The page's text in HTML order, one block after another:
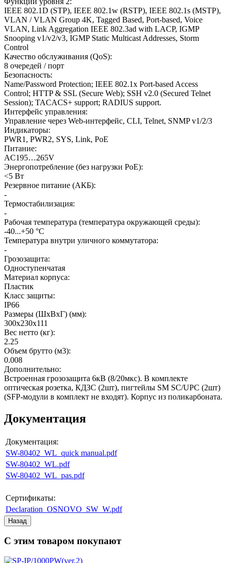
IEEE 802.1D (STP), IEEE 802.1w (RSTP), IEEE 802.1s (MSTP),
VLAN / VLAN Group 4K, Tagged Based, Port-based, Voice
VLAN, Link Aggregation IEEE 802.3ad with LACP, IGMP
Snooping v1/v2/v3, IGMP Static Multicast Addresses, Storm
Control
Качество обслуживания (QoS):
8 очередей / порт
Безопасность:
Name/Password Protection; IEEE 802.1x Port-based Access
Control; HTTP & SSL (Secure Web); SSH v2.0 (Secured Telnet
Session); TACACS+ support; RADIUS support.
Интерфейс управления:
Управление через Web-интерфейс, CLI, Telnet, SNMP v1/2/3
Индикаторы:
PWR1, PWR2, SYS, Link, PoE
Питание:
AC195…265V
Энергопотребление (без нагрузки PoE):
<5 Вт
Резервное питание (АКБ):
-
Термостабилизация:
-
Рабочая температура (температура окружающей среды):
-40...+50 °С
Температура внутри уличного коммутатора:
-
Грозозащита:
Одноступенчатая
Материал корпуса:
Пластик
Класс защиты:
IP66
Размеры (ШхВхГ) (мм):
300x230x111
Вес нетто (кг):
2.25
Объем брутто (м3):
0.008
Дополнительно:
Встроенная грозозащита 6кВ (8/20мкс). В комплекте
оптическая розетка, КДЗС (2шт), пигтейлы SM SC/UPC (2шт)
(SFP-модули в комплект не входят). Корпус из поликарбоната.
Документация
Документация:
SW-80402_WL_quick manual.pdf
SW-80402_WL.pdf
SW-80402_WL_pas.pdf
Сертификаты:
Declaration_OSNOVO_SW_W.pdf
С этим товаром покупают